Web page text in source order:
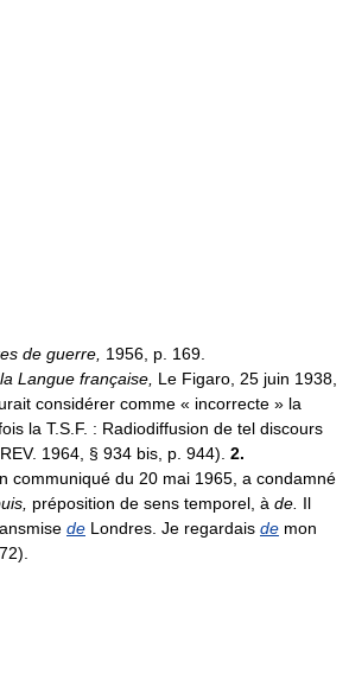
de guerre, 1956, p. 169.
Langue française, Le Figaro, 25 juin 1938,
considérer comme « incorrecte » la
la T.S.F. : Radiodiffusion de tel discours
1964, § 934 bis, p. 944). 2.
communiqué du 20 mai 1965, a condamné
préposition de sens temporel, à de. Il
de Londres. Je regardais de mon